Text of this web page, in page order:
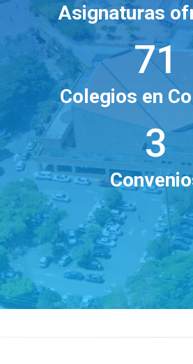
Asignaturas
71
Colegios en
3